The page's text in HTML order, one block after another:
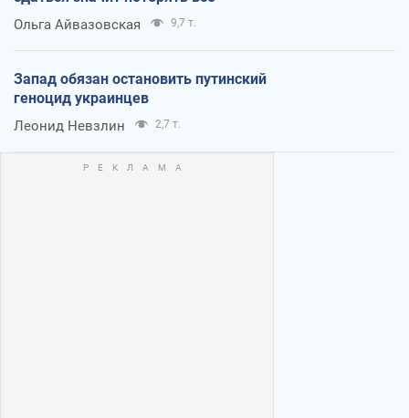
Ольга Айвазовская 9,7 т.
Запад обязан остановить путинский
геноцид украинцев
Леонид Невзлин 2,7 т.